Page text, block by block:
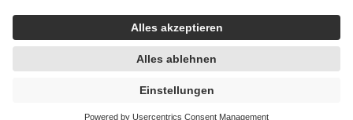
https://help.etrusted.com/hc/de/articles/4419944605341
Einige Bilder und Inhalte wurden unter Zuhilfenahme künstlicher